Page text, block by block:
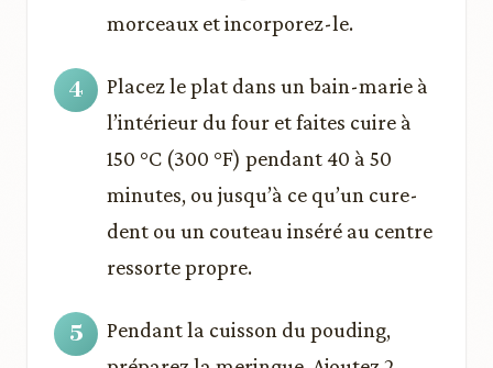
morceaux et incorporez-le.
Placez le plat dans un bain-marie à
l’intérieur du four et faites cuire à
150 °C (300 °F) pendant 40 à 50
minutes, ou jusqu’à ce qu’un cure-
dent ou un couteau inséré au centre
ressorte propre.
Pendant la cuisson du pouding,